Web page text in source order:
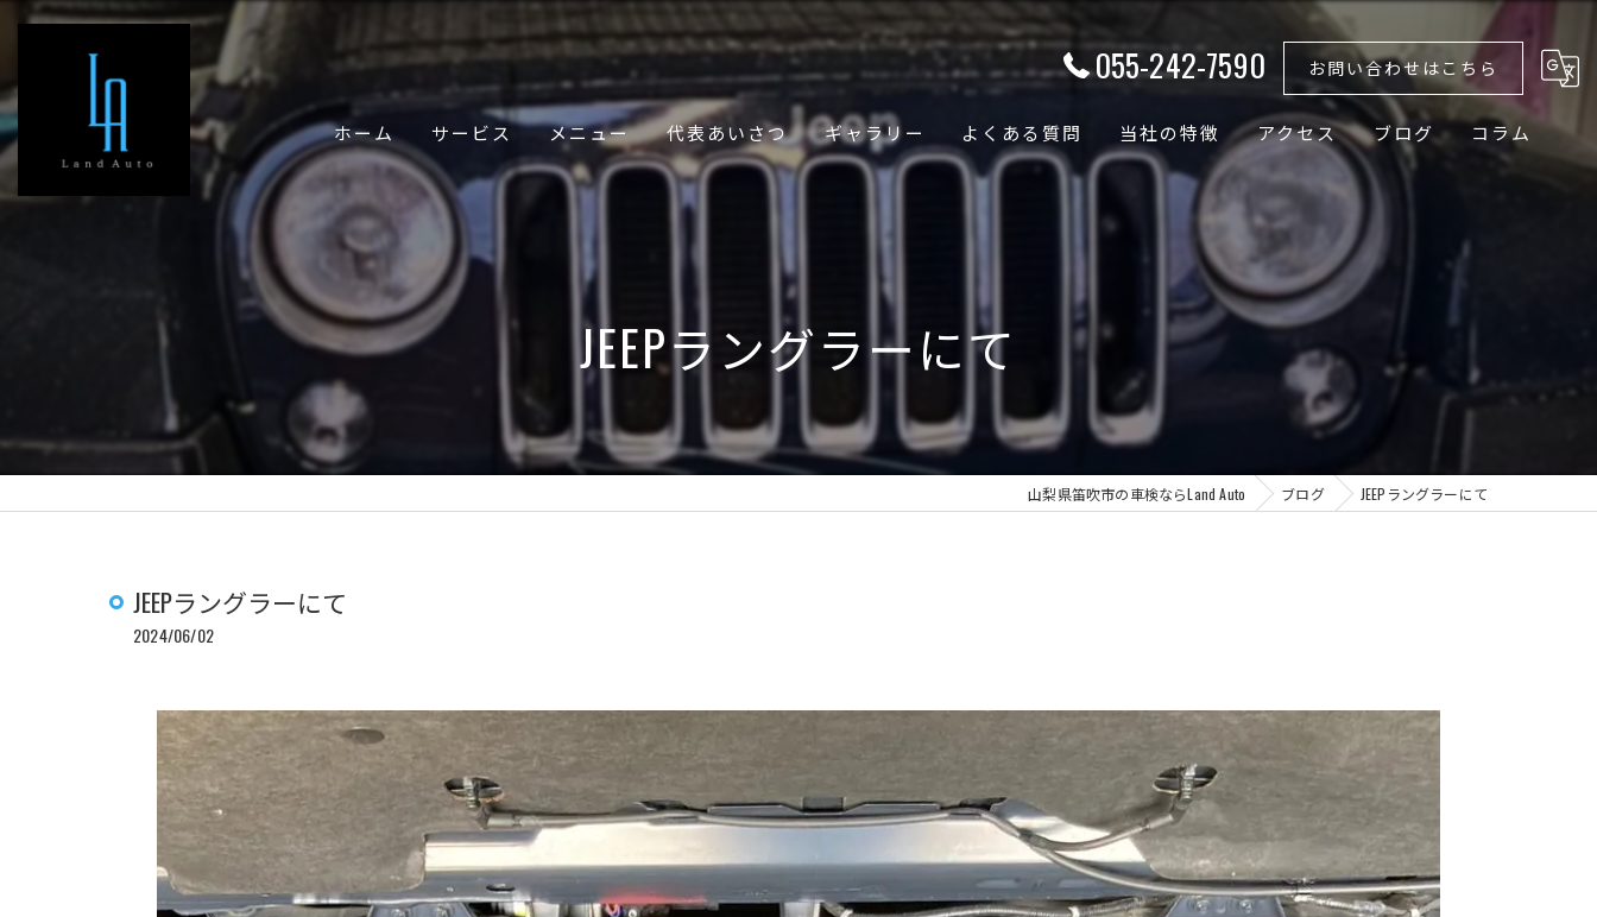
055-242-7590 お問い合わせはこちら
ホーム サービス メニュー 代表あいさつ ギャラリー よくある質問 当社の特徴
ドイツ車
輸入車
バッテリー
アクセス ブログ コラム
JEEPラングラーにて
山梨県笛吹市の車検ならLand Auto ブログ JEEPラングラーにて
JEEPラングラーにて
2024/06/02